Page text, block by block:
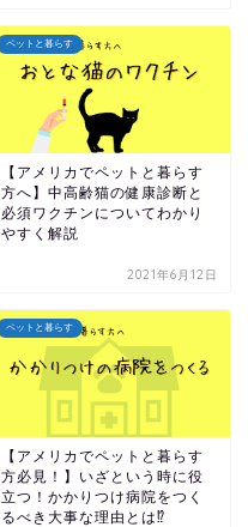
ペットと暮らす
【アメリカでペットと暮らす
方へ】中高齢猫の健康診断と
必須ワクチンについてわかり
やすく解説
2021年6月12日
ペットと暮らす
【アメリカでペットと暮らす
方必見！】いざという時に役
立つ！かかりつけ病院をつく
るべき大事な理由とは⁉︎